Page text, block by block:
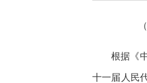
根据《
十一届人民